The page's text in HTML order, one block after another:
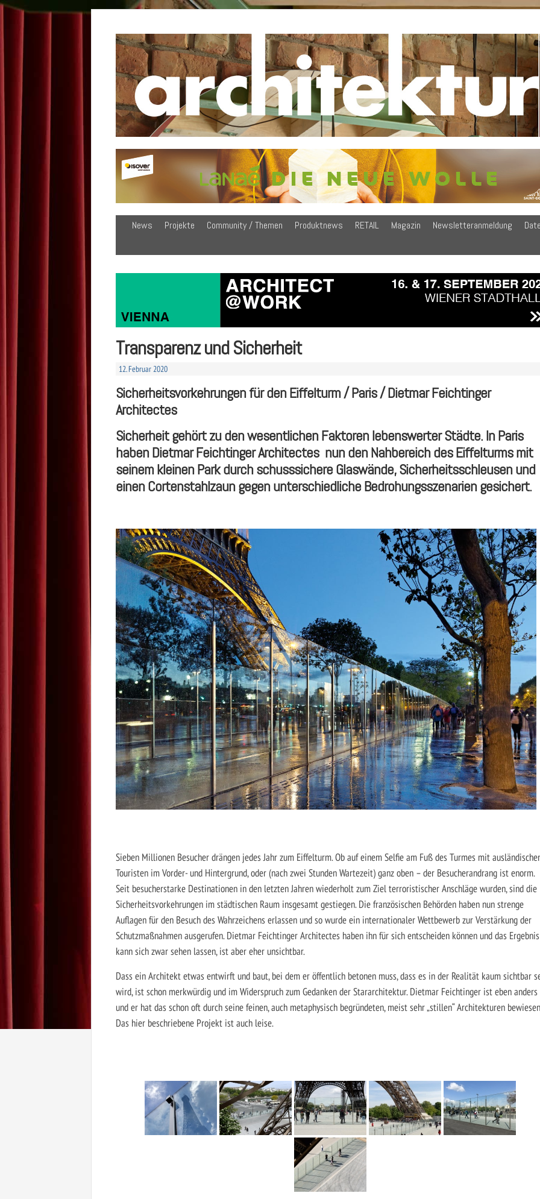
News Projekte Community / Themen Produktnews RETAIL Magazin Newsletteranmeldung
Transparenz und Sicherheit
12. Februar 2020
Sicherheitsvorkehrungen für den Eiffelturm / Paris / Dietmar Feichtinger
Architectes
Sicherheit gehört zu den wesentlichen Faktoren lebenswerter Städte. In Paris
haben Dietmar Feichtinger Architectes nun den Nahbereich des Eiffelturms mit
seinem kleinen Park durch schusssichere Glaswände, Sicherheitsschleusen und
einen Cortenstahlzaun gegen unterschiedliche Bedrohungsszenarien gesichert.
Sieben Millionen Besucher drängen jedes Jahr zum Eiffelturm. Ob auf einem Selfie am Fuß des Turmes mit
Touristen im Vorder- und Hintergrund, oder (nach zwei Stunden Wartezeit) ganz oben – der Besucherandrang ist enorm.
Seit besucherstarke Destinationen in den letzten Jahren wiederholt zum Ziel terroristischer Anschläge wurden, sind die
Sicherheitsvorkehrungen im städtischen Raum insgesamt gestiegen. Die französischen Behörden haben nun strenge
Auflagen für den Besuch des Wahrzeichens erlassen und so wurde ein internationaler Wettbewerb zur Verstärkung der
Schutzmaßnahmen ausgerufen. Dietmar Feichtinger Architectes haben ihn für sich entscheiden können und das Ergebnis
kann sich zwar sehen lassen, ist aber eher unsichtbar.
Dass ein Architekt etwas entwirft und baut, bei dem er öffentlich betonen muss, dass es in der Realität kaum sichtbar
wird, ist schon merkwürdig und im Widerspruch zum Gedanken der Stararchitektur. Dietmar Feichtinger ist eben anders
und er hat das schon oft durch seine feinen, auch metaphysisch begründeten, meist sehr „stillen“ Architekturen
Das hier beschriebene Projekt ist auch leise.